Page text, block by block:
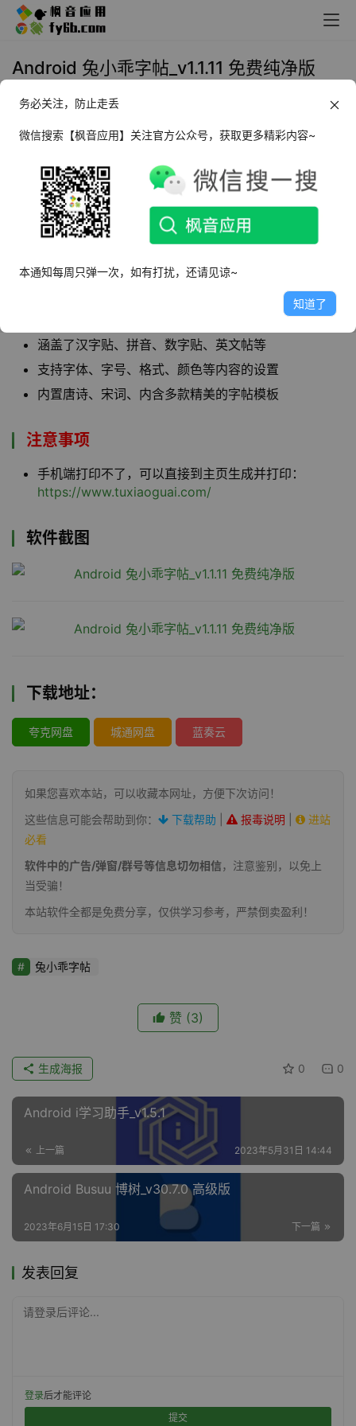
Android 兔小乖字帖_v1.1.11 免费纯净版
2023年6月5日 10:49
种不同风格不同种类的字帖形式，可以随时在这
里进行字帖的练习，软件中涵盖了汉字贴、拼
音、数字贴、英文帖等。
涵盖了汉字贴、拼音、数字贴、英文帖等
支持字体、字号、格式、颜色等内容的设置
内置唐诗、宋词、内含多款精美的字帖模板
注意事项
手机端打印不了，可以直接到主页生成并打印：
https://www.tuxiaoguai.com/
软件截图
下载地址：
夸克网盘 城通网盘 蓝奏云
如果您喜欢本站，可以收藏本网址，方便下次访问！
这些信息可能会帮助到你：
下载帮助 报毒说明
进站
必看
软件中的广告/弹窗/群号等信息切勿相信，注意鉴别，以免上
当受骗！
本站软件全都是免费分享，仅供学习参考，严禁倒卖盈利！
兔小乖字帖
赞 (3)
0 0
生成海报
Android i学习助手_v1.5.1
上一篇 2023年5月31日 14:44
Android Busuu 博树_v30.7.0 高级版
下一篇
2023年6月15日 17:30
发表回复
请登录后评论...
登录后才能评论
提交
务必关注，防止走丢
微信搜索【枫音应用】关注官方公众号，获取更多精彩内容~
本通知每周只弹一次，如有打扰，还请见谅~
知道了